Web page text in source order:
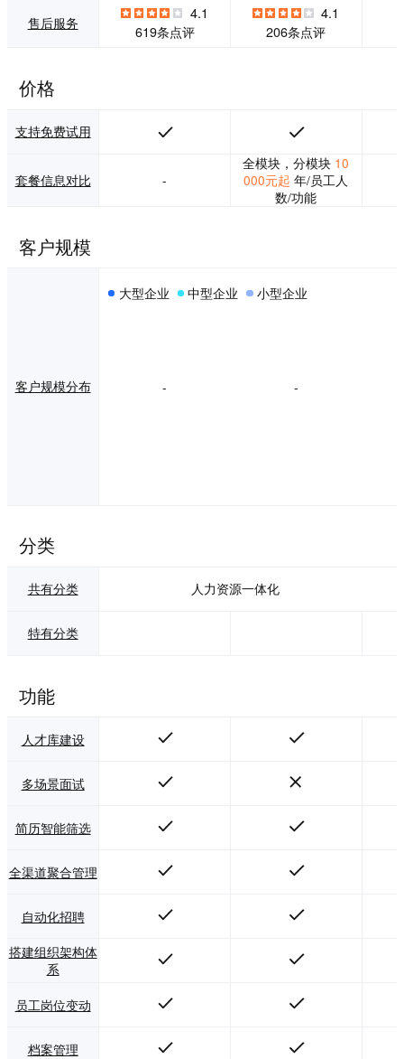
年位列中国HR Saa
S市场占有率第一
（数据来源：国际
统等等，并可对接
企业自建应用，来
满足企业个性化需
数据、业务原始数
据的数据总线，充
分连接HR、财务、
业务，实现数据驱
动的一体化HR管理
售后服务
4.1
619条点评
4.1
206条点评
价格
支持免费试用
套餐信息对比 -
全模块，分模块 10
000元起 年/员工人
数/功能
客户规模
客户规模分布
大型企业 中型企业 小型企业
- -
分类
共有分类 人力资源一体化
特有分类
功能
人才库建设
多场景面试
简历智能筛选
全渠道聚合管理
自动化招聘
搭建组织架构体
系
员工岗位变动
档案管理